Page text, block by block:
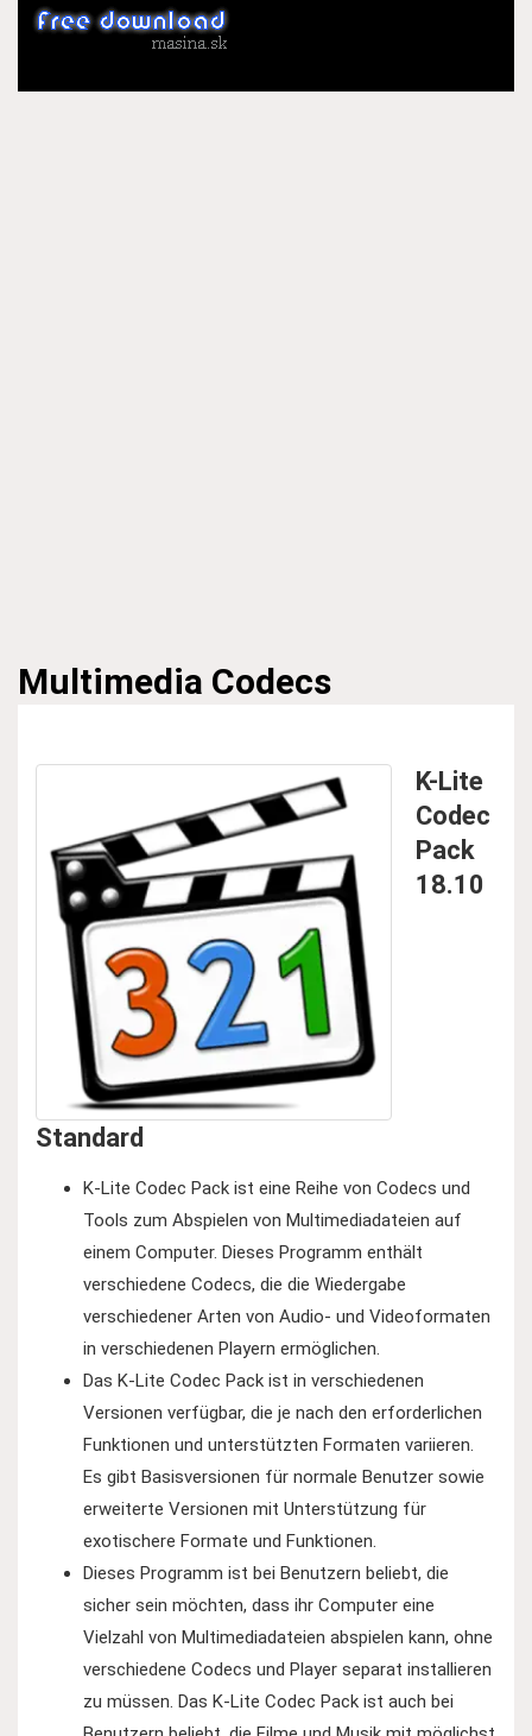
Multimedia Codecs
K-Lite
Codec
Pack
18.10
Standard
K-Lite Codec Pack ist eine Reihe von Codecs und
Tools zum Abspielen von Multimediadateien auf
einem Computer. Dieses Programm enthält
verschiedene Codecs, die die Wiedergabe
verschiedener Arten von Audio- und Videoformaten
in verschiedenen Playern ermöglichen.
Das K-Lite Codec Pack ist in verschiedenen
Versionen verfügbar, die je nach den erforderlichen
Funktionen und unterstützten Formaten variieren.
Es gibt Basisversionen für normale Benutzer sowie
erweiterte Versionen mit Unterstützung für
exotischere Formate und Funktionen.
Dieses Programm ist bei Benutzern beliebt, die
sicher sein möchten, dass ihr Computer eine
Vielzahl von Multimediadateien abspielen kann, ohne
verschiedene Codecs und Player separat installieren
zu müssen. Das K-Lite Codec Pack ist auch bei